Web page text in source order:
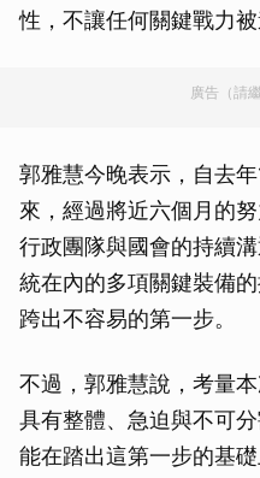
性，不讓任何關鍵戰力被
廣告（請
郭雅慧今晚表示，自去
來，經過將近六個月的
行政團隊與國會的持續
統在內的多項關鍵裝備
跨出不容易的第一步。
不過，郭雅慧說，考量
具有整體、急迫與不可
能在踏出這第一步的基